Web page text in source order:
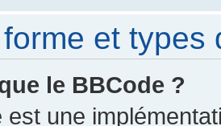
et types
le BBCode ?
est une